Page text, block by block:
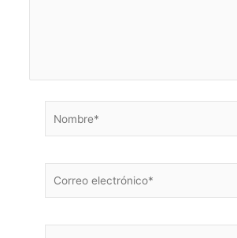
electrónico*